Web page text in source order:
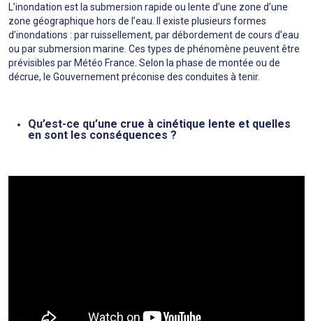
L’inondation est la submersion rapide ou lente d’une zone d’une
zone géographique hors de l’eau. Il existe plusieurs formes
d’inondations : par ruissellement, par débordement de cours d’eau
ou par submersion marine. Ces types de phénomène peuvent être
prévisibles par Météo France. Selon la phase de montée ou de
décrue, le Gouvernement préconise des conduites à tenir.
Qu’est-ce qu’une crue à cinétique lente et quelles
en sont les conséquences ?